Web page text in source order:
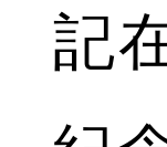
記